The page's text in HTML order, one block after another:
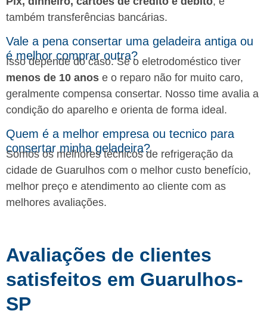
também transferências bancárias.
Vale a pena consertar uma geladeira antiga ou
é melhor comprar outra?
Isso depende do caso. Se o eletrodoméstico tiver
menos de 10 anos e o reparo não for muito caro,
geralmente compensa consertar. Nosso time avalia a
condição do aparelho e orienta de forma ideal.
Quem é a melhor empresa ou tecnico para
consertar minha geladeira?
Somos os melhores técnicos de refrigeração da
cidade de Guarulhos com o melhor custo benefício,
melhor preço e atendimento ao cliente com as
melhores avaliações.
Avaliações de clientes
satisfeitos em Guarulhos-
SP